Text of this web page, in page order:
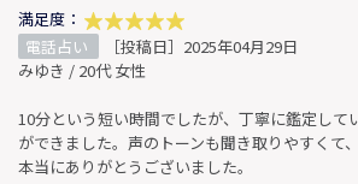
満足度：
電話占い
［投稿日］2025年04月29日
みゆき / 20代 女性
10分という短い時間でしたが、丁寧に鑑定して
ができました。声のトーンも聞き取りやすくて
本当にありがとうございました。